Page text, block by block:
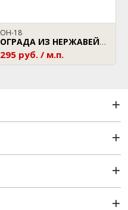
ОН-18
ОГРАДА ИЗ НЕРЖАВЕЙКИ
295 руб. / м.п.